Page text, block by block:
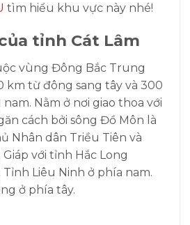
tìm hiểu khu vực này nhé!
tỉnh Cát Lâm
vùng Đông Bắc Trung
km từ đông sang tây và 300
Nằm ở nơi giao thoa với
cách bởi sông Đồ Môn là
Nhân dân Triều Tiên và
iáp với tỉnh Hắc Long
Tỉnh Liêu Ninh ở phía nam.
ở phía tây.